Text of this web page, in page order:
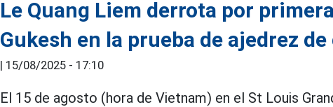
Le Quang Liem derrota por
Gukesh en la prueba de ajedrez
| 15/08/2025 - 17:10
El 15 de agosto (hora de Vietnam) en el St Louis